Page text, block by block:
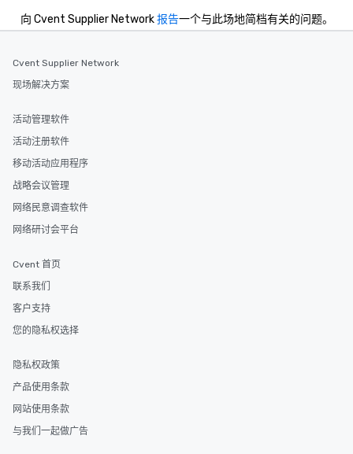
向 Cvent Supplier Network报告一个与此场地简档有关的问题。
Cvent Supplier Network
现场解决方案
活动管理软件
活动注册软件
移动活动应用程序
战略会议管理
网络民意调查软件
网络研讨会平台
Cvent 首页
联系我们
客户支持
您的隐私权选择
隐私权政策
产品使用条款
网站使用条款
与我们一起做广告